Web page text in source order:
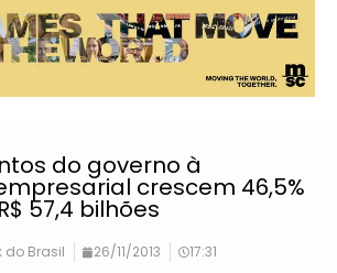
do governo à
crescem 46,5%
57,4 bilhões
do Brasil 26/11/2013 17:31